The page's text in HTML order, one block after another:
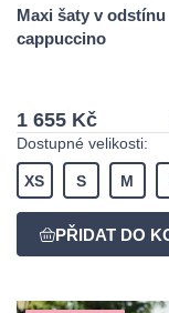
Maxi šaty v odstínu
cappuccino
1 655 Kč
Dostupné velikosti:
XS S M